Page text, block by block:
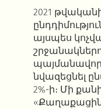
2021
այսպես
նվազեցնել
2%-ի։ Մի